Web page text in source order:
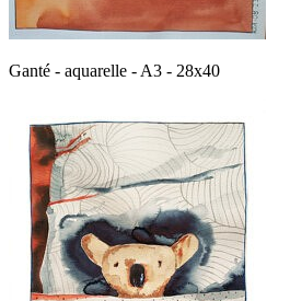
Ganté - aquarelle - A3 - 28x40